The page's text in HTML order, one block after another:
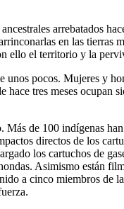
arrebatados
en las tierras
ello el territorio y la
pocos. Mujeres y
tres meses ocupan
de 100 indígenas
directos de los
los cartuchos de
Asimismo están
a cinco miembros de